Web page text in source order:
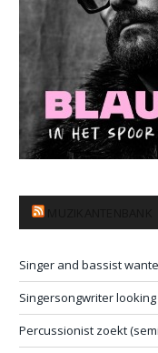
Singer and bassist
Singersongwriter
Percussionist zoekt